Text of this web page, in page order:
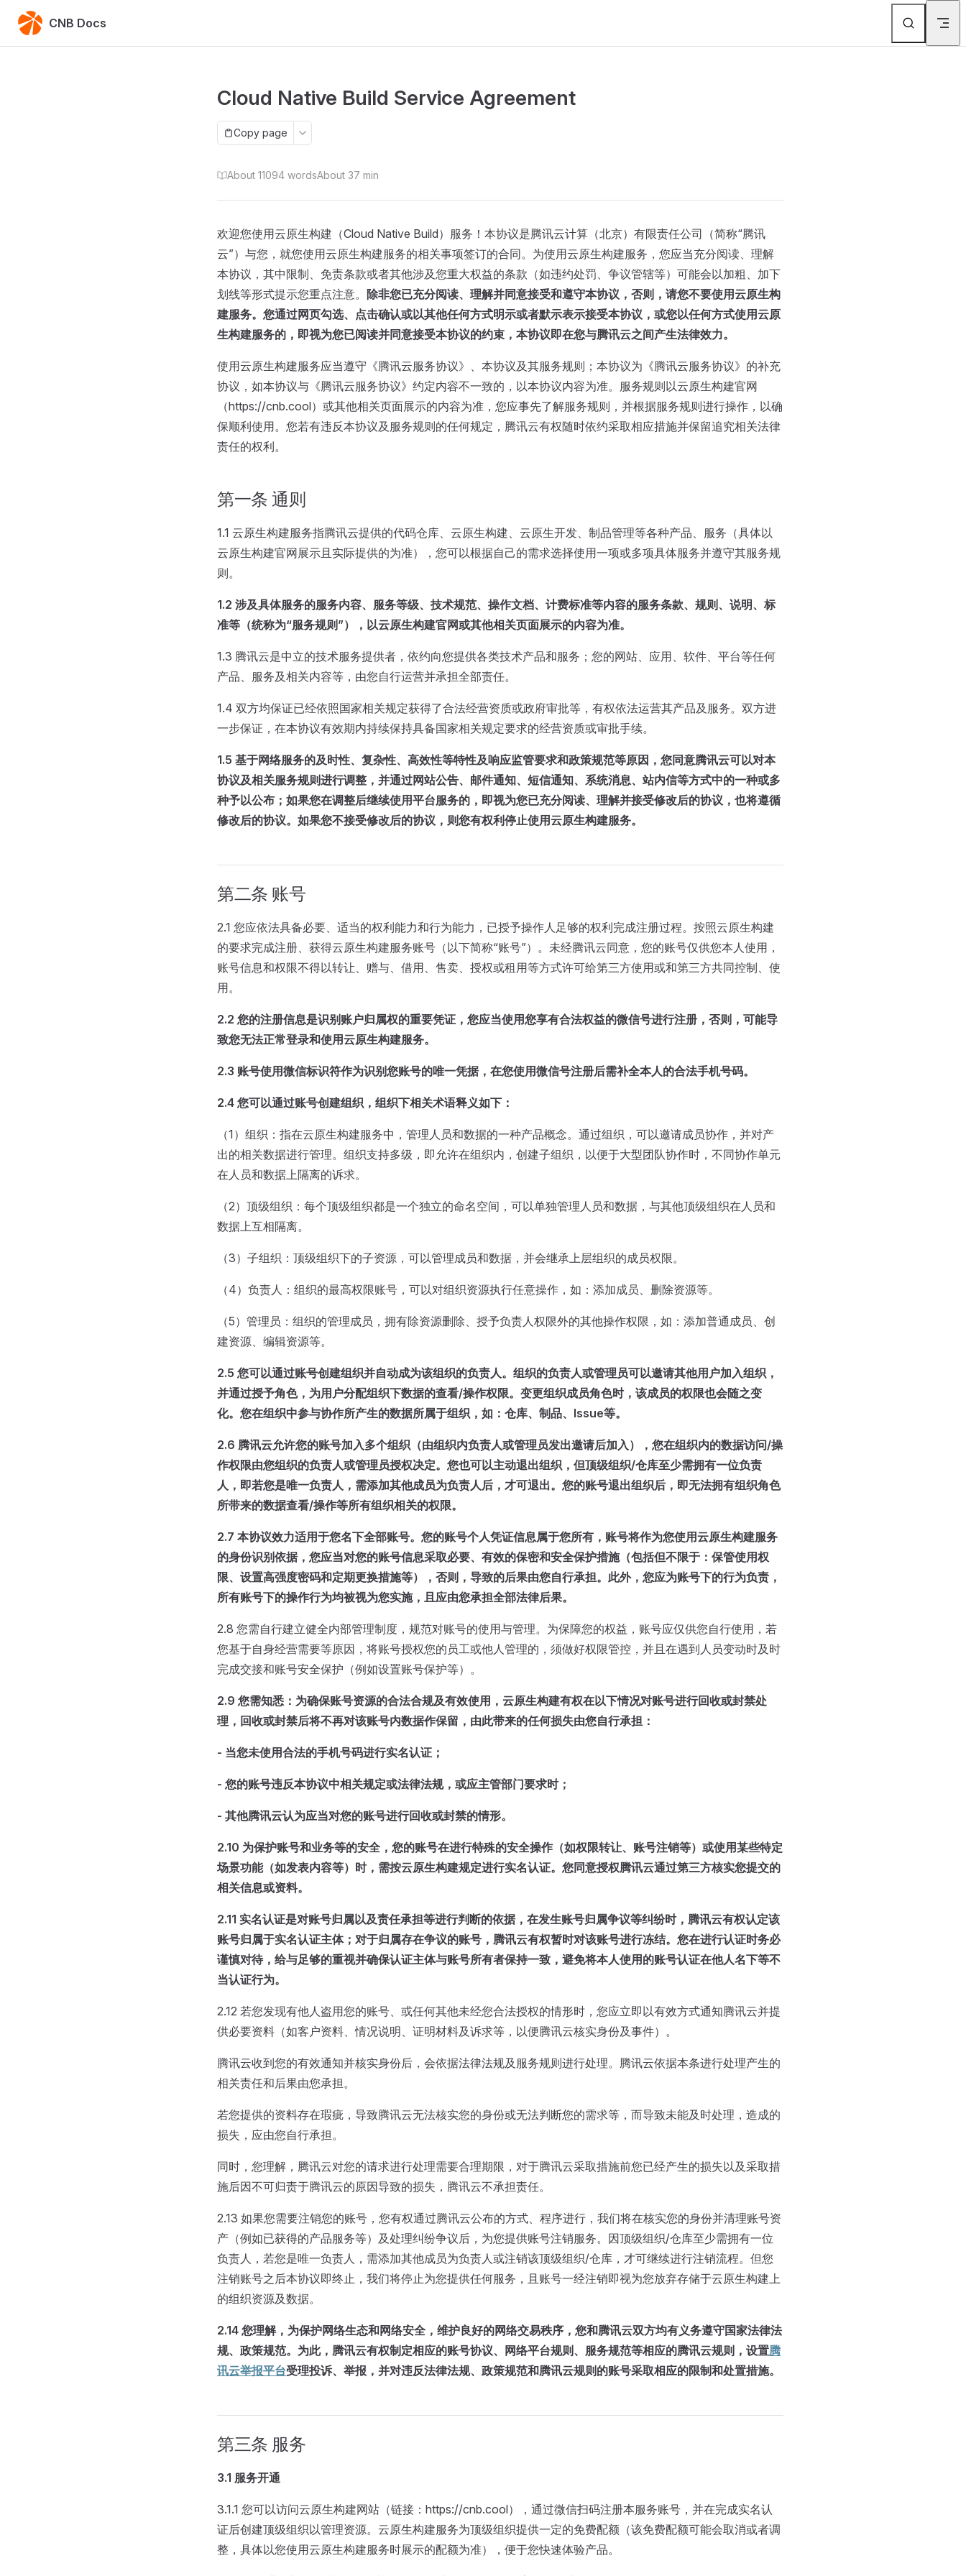
Skip to content
CNB Docs
Cloud Native Build Service Agreement
Copy page
About 11094 wordsAbout 37 min
欢迎您使用云原生构建（Cloud Native Build）服务！本协议是腾讯云计算（北京）有限责任公司（简称“腾讯
云”）与您，就您使用云原生构建服务的相关事项签订的合同。为使用云原生构建服务，您应当充分阅读、理解
本协议，其中限制、免责条款或者其他涉及您重大权益的条款（如违约处罚、争议管辖等）可能会以加粗、加下
划线等形式提示您重点注意。 除非您已充分阅读、理解并同意接受和遵守本协议，否则，请您不要使用云原生构
建服务。您通过网页勾选、点击确认或以其他任何方式明示或者默示表示接受本协议，或您以任何方式使用云原
生构建服务的，即视为您已阅读并同意接受本协议的约束，本协议即在您与腾讯云之间产生法律效力。
使用云原生构建服务应当遵守《腾讯云服务协议》、本协议及其服务规则；本协议为《腾讯云服务协议》的补充
协议，如本协议与《腾讯云服务协议》约定内容不一致的，以本协议内容为准。服务规则以云原生构建官网
（https://cnb.cool）或其他相关页面展示的内容为准，您应事先了解服务规则，并根据服务规则进行操作，以确
保顺利使用。您若有违反本协议及服务规则的任何规定，腾讯云有权随时依约采取相应措施并保留追究相关法律
责任的权利。
第一条 通则
1.1 云原生构建服务指腾讯云提供的代码仓库、云原生构建、云原生开发、制品管理等各种产品、服务（具体以
云原生构建官网展示且实际提供的为准），您可以根据自己的需求选择使用一项或多项具体服务并遵守其服务规
则。
1.2 涉及具体服务的服务内容、服务等级、技术规范、操作文档、计费标准等内容的服务条款、规则、说明、标
准等（统称为“服务规则”），以云原生构建官网或其他相关页面展示的内容为准。
1.3 腾讯云是中立的技术服务提供者，依约向您提供各类技术产品和服务；您的网站、应用、软件、平台等任何
产品、服务及相关内容等，由您自行运营并承担全部责任。
1.4 双方均保证已经依照国家相关规定获得了合法经营资质或政府审批等，有权依法运营其产品及服务。双方进
一步保证，在本协议有效期内持续保持具备国家相关规定要求的经营资质或审批手续。
1.5 基于网络服务的及时性、复杂性、高效性等特性及响应监管要求和政策规范等原因，您同意腾讯云可以对本
协议及相关服务规则进行调整，并通过网站公告、邮件通知、短信通知、系统消息、站内信等方式中的一种或多
种予以公布；如果您在调整后继续使用平台服务的，即视为您已充分阅读、理解并接受修改后的协议，也将遵循
修改后的协议。如果您不接受修改后的协议，则您有权利停止使用云原生构建服务。
第二条 账号
2.1 您应依法具备必要、适当的权利能力和行为能力，已授予操作人足够的权利完成注册过程。按照云原生构建
的要求完成注册、获得云原生构建服务账号（以下简称“账号”）。未经腾讯云同意，您的账号仅供您本人使用，
账号信息和权限不得以转让、赠与、借用、售卖、授权或租用等方式许可给第三方使用或和第三方共同控制、使
用。
2.2 您的注册信息是识别账户归属权的重要凭证，您应当使用您享有合法权益的微信号进行注册，否则，可能导
致您无法正常登录和使用云原生构建服务。
2.3 账号使用微信标识符作为识别您账号的唯一凭据，在您使用微信号注册后需补全本人的合法手机号码。
2.4 您可以通过账号创建组织，组织下相关术语释义如下：
（1）组织：指在云原生构建服务中，管理人员和数据的一种产品概念。通过组织，可以邀请成员协作，并对产
出的相关数据进行管理。组织支持多级，即允许在组织内，创建子组织，以便于大型团队协作时，不同协作单元
在人员和数据上隔离的诉求。
（2）顶级组织：每个顶级组织都是一个独立的命名空间，可以单独管理人员和数据，与其他顶级组织在人员和
数据上互相隔离。
（3）子组织：顶级组织下的子资源，可以管理成员和数据，并会继承上层组织的成员权限。
（4）负责人：组织的最高权限账号，可以对组织资源执行任意操作，如：添加成员、删除资源等。
（5）管理员：组织的管理成员，拥有除资源删除、授予负责人权限外的其他操作权限，如：添加普通成员、创
建资源、编辑资源等。
2.5 您可以通过账号创建组织并自动成为该组织的负责人。组织的负责人或管理员可以邀请其他用户加入组织，
并通过授予角色，为用户分配组织下数据的查看/操作权限。变更组织成员角色时，该成员的权限也会随之变
化。您在组织中参与协作所产生的数据所属于组织，如：仓库、制品、Issue等。
2.6 腾讯云允许您的账号加入多个组织（由组织内负责人或管理员发出邀请后加入），您在组织内的数据访问/操
作权限由您组织的负责人或管理员授权决定。您也可以主动退出组织，但顶级组织/仓库至少需拥有一位负责
人，即若您是唯一负责人，需添加其他成员为负责人后，才可退出。您的账号退出组织后，即无法拥有组织角色
所带来的数据查看/操作等所有组织相关的权限。
2.7 本协议效力适用于您名下全部账号。您的账号个人凭证信息属于您所有，账号将作为您使用云原生构建服务
的身份识别依据，您应当对您的账号信息采取必要、有效的保密和安全保护措施（包括但不限于：保管使用权
限、设置高强度密码和定期更换措施等），否则，导致的后果由您自行承担。此外，您应为账号下的行为负责，
所有账号下的操作行为均被视为您实施，且应由您承担全部法律后果。
2.8 您需自行建立健全内部管理制度，规范对账号的使用与管理。为保障您的权益，账号应仅供您自行使用，若
您基于自身经营需要等原因，将账号授权您的员工或他人管理的，须做好权限管控，并且在遇到人员变动时及时
完成交接和账号安全保护（例如设置账号保护等）。
2.9 您需知悉：为确保账号资源的合法合规及有效使用，云原生构建有权在以下情况对账号进行回收或封禁处
理，回收或封禁后将不再对该账号内数据作保留，由此带来的任何损失由您自行承担：
- 当您未使用合法的手机号码进行实名认证；
- 您的账号违反本协议中相关规定或法律法规，或应主管部门要求时；
- 其他腾讯云认为应当对您的账号进行回收或封禁的情形。
2.10 为保护账号和业务等的安全，您的账号在进行特殊的安全操作（如权限转让、账号注销等）或使用某些特定
场景功能（如发表内容等）时，需按云原生构建规定进行实名认证。您同意授权腾讯云通过第三方核实您提交的
相关信息或资料。
2.11 实名认证是对账号归属以及责任承担等进行判断的依据，在发生账号归属争议等纠纷时，腾讯云有权认定该
账号归属于实名认证主体；对于归属存在争议的账号，腾讯云有权暂时对该账号进行冻结。您在进行认证时务必
谨慎对待，给与足够的重视并确保认证主体与账号所有者保持一致，避免将本人使用的账号认证在他人名下等不
当认证行为。
2.12 若您发现有他人盗用您的账号、或任何其他未经您合法授权的情形时，您应立即以有效方式通知腾讯云并提
供必要资料（如客户资料、情况说明、证明材料及诉求等，以便腾讯云核实身份及事件）。
腾讯云收到您的有效通知并核实身份后，会依据法律法规及服务规则进行处理。腾讯云依据本条进行处理产生的
相关责任和后果由您承担。
若您提供的资料存在瑕疵，导致腾讯云无法核实您的身份或无法判断您的需求等，而导致未能及时处理，造成的
损失，应由您自行承担。
同时，您理解，腾讯云对您的请求进行处理需要合理期限，对于腾讯云采取措施前您已经产生的损失以及采取措
施后因不可归责于腾讯云的原因导致的损失，腾讯云不承担责任。
2.13 如果您需要注销您的账号，您有权通过腾讯云公布的方式、程序进行，我们将在核实您的身份并清理账号资
产（例如已获得的产品服务等）及处理纠纷争议后，为您提供账号注销服务。因顶级组织/仓库至少需拥有一位
负责人，若您是唯一负责人，需添加其他成员为负责人或注销该顶级组织/仓库，才可继续进行注销流程。但您
注销账号之后本协议即终止，我们将停止为您提供任何服务，且账号一经注销即视为您放弃存储于云原生构建上
的组织资源及数据。
2.14 您理解，为保护网络生态和网络安全，维护良好的网络交易秩序，您和腾讯云双方均有义务遵守国家法律法
规、政策规范。为此，腾讯云有权制定相应的账号协议、网络平台规则、服务规范等相应的腾讯云规则，设置腾
讯云举报平台受理投诉、举报，并对违反法律法规、政策规范和腾讯云规则的账号采取相应的限制和处置措施。
第三条 服务
3.1 服务开通
3.1.1 您可以访问云原生构建网站（链接：https://cnb.cool），通过微信扫码注册本服务账号，并在完成实名认
证后创建顶级组织以管理资源。云原生构建服务为顶级组织提供一定的免费配额（该免费配额可能会取消或者调
整，具体以您使用云原生构建服务时展示的配额为准），便于您快速体验产品。